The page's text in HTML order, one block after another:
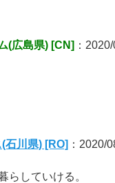
(広島県) [CN] ：
石川県) [RO] ：2020/
らしていける。